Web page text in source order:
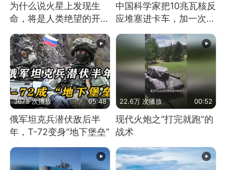
为什么说火星上发现生
命，将是人类绝望的开
始？
中国科学家把10兆瓦核反
应堆塞进卡车，加一次燃
料能跑几十年
3675 次播放 05:48
俄军坦克兵潜伏敌后半
年，T-72变身“地下堡垒”
22.6万 次播放 00:52
现代火炮之“打完就跑”的
战术